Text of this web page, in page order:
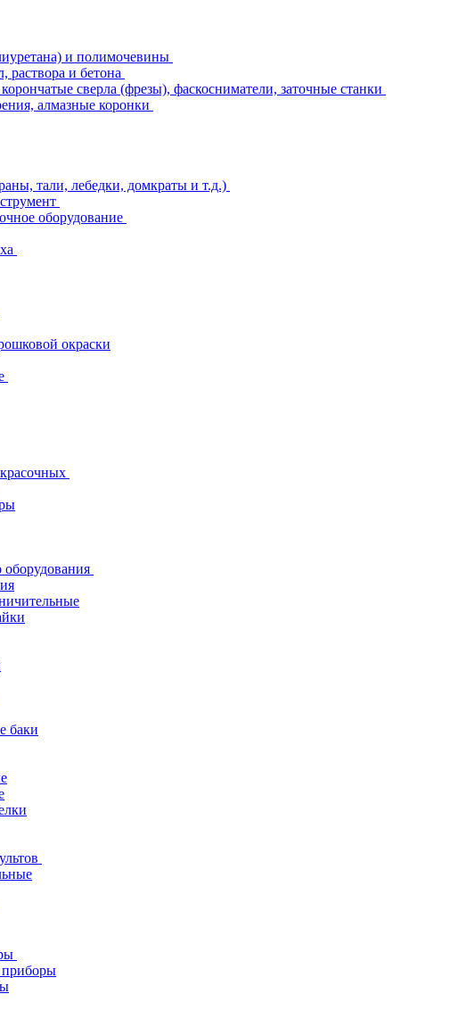
и полимочевины
раствора и бетона
сверла (фрезы), фаскосниматели, заточные станки
алмазные коронки
тали, лебедки, домкраты и т.д.)
оборудование
окраски
оборудования
баки
приборы